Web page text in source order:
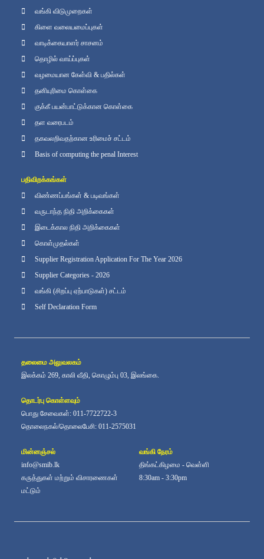
வங்கி விடுமுறைகள்
கிளை வலையமைப்புகள்
வாடிக்கையாளர் சாசனம்
தொழில் வாய்ப்புகள்
வழமையான கேள்வி & பதில்கள்
தனியுரிமை கொள்கை
குக்கீ பயன்பாட்டுக்கான கொள்கை
தள வரைபடம்
தகவலறிவதற்கான உரிமைச் சட்டம்
Basis of computing the penal Interest
பதிவிறக்கங்கள்
விண்ணப்பங்கள் & படிவங்கள்
வருடாந்த நிதி அறிக்கைகள்
இடைக்கால நிதி அறிக்கைகள்
கொள்முதல்கள்
Supplier Registration Application For The Year 2026
Supplier Categories - 2026
வங்கி (சிறப்பு ஏற்பாடுகள்) சட்டம்
Self Declaration Form
தலைமை அலுவலகம்
இலக்கம் 269, காலி வீதி, கொழும்பு 03, இலங்கை.
தொடர்பு கொள்ளவும்
பொது சேவைகள்: 011-7722722-3
தொலைநகல்/தொலைபேசி: 011-2575031
மின்னஞ்சல்
info@smib.lk
கருத்துகள் மற்றும் விசாரணைகள்
மட்டும்
வங்கி நேரம்
திங்கட்கிழமை - வெள்ளி
8:30am - 3:30pm